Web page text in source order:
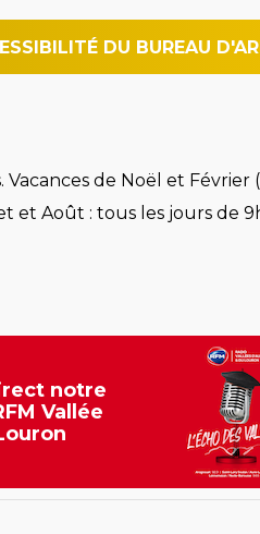
DU BUREAU
Vacances de Noël et
et Août : tous les jours de
notre
Vallée